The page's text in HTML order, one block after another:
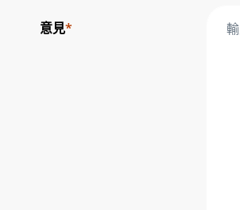
意見*